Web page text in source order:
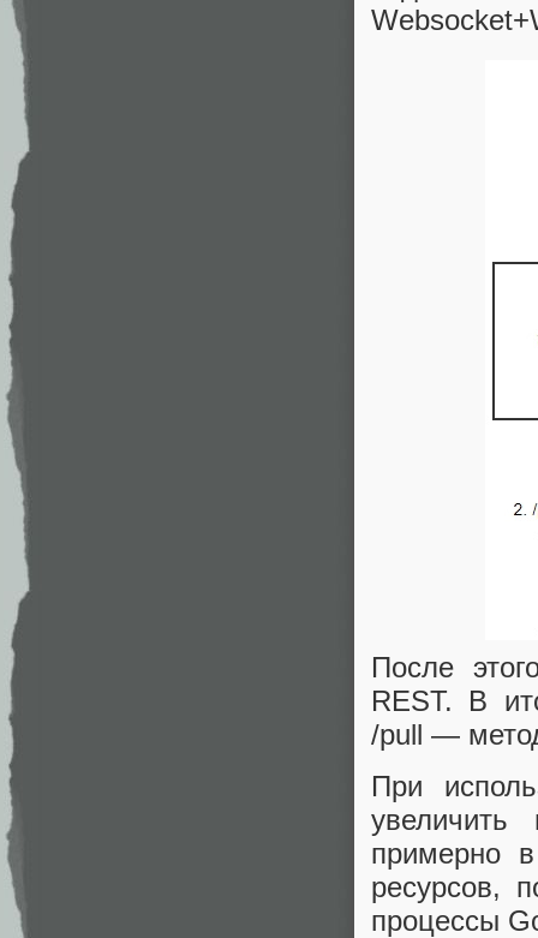
После
REST. В
/pull —
При
увеличить
примерно
ресурсов,
процессы